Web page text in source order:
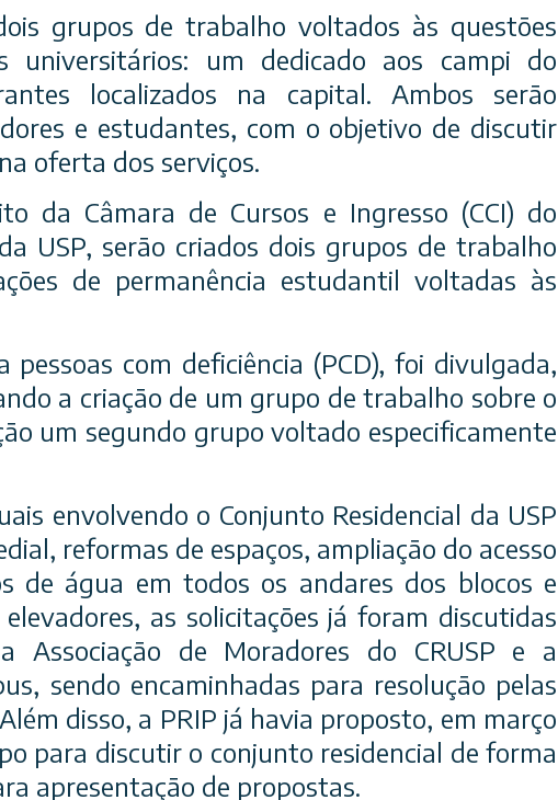
grupos de trabalho voltados às questões
universitários: um dedicado aos campi do
localizados na capital. Ambos serão
e estudantes, com o objetivo de discutir
oferta dos serviços.
da Câmara de Cursos e Ingresso (CCI) do
USP, serão criados dois grupos de trabalho
de permanência estudantil voltadas às
com deficiência (PCD), foi divulgada,
a criação de um grupo de trabalho sobre o
um segundo grupo voltado especificamente
envolvendo o Conjunto Residencial da USP
reformas de espaços, ampliação do acesso
de água em todos os andares dos blocos e
as solicitações já foram discutidas
Associação de Moradores do CRUSP e a
sendo encaminhadas para resolução pelas
disso, a PRIP já havia proposto, em março
para discutir o conjunto residencial de forma
apresentação de propostas.